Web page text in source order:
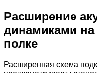
Расширение
динамиками на
полке
Расширенная схема